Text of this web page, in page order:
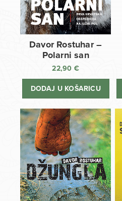
Davor Rostuhar –
Polarni san
22,90 €
DODAJ U KOŠARICU